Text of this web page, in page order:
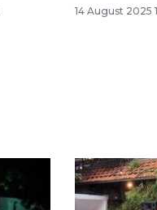
14 August 2025